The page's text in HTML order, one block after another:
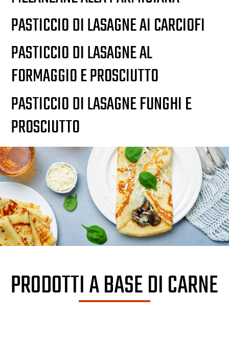
PASTICCIO DI LASAGNE AI CARCIOFI
PASTICCIO DI LASAGNE AL
FORMAGGIO E PROSCIUTTO
PASTICCIO DI LASAGNE FUNGHI E
PROSCIUTTO
PRODOTTI A BASE DI CARNE